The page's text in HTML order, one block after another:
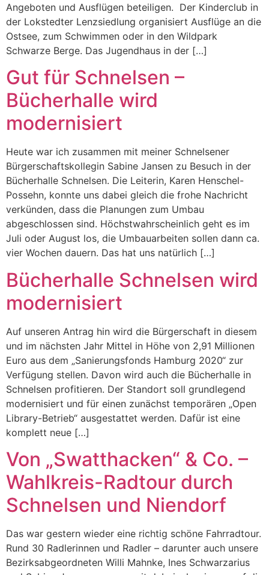
Angeboten und Ausflügen beteiligen. Der Kinderclub in
der Lokstedter Lenzsiedlung organisiert Ausflüge an die
Ostsee, zum Schwimmen oder in den Wildpark
Schwarze Berge. Das Jugendhaus in der […]
Gut für Schnelsen –
Bücherhalle wird
modernisiert
Heute war ich zusammen mit meiner Schnelsener
Bürgerschaftskollegin Sabine Jansen zu Besuch in der
Bücherhalle Schnelsen. Die Leiterin, Karen Henschel-
Possehn, konnte uns dabei gleich die frohe Nachricht
verkünden, dass die Planungen zum Umbau
abgeschlossen sind. Höchstwahrscheinlich geht es im
Juli oder August los, die Umbauarbeiten sollen dann ca.
vier Wochen dauern. Das hat uns natürlich […]
Bücherhalle Schnelsen wird
modernisiert
Auf unseren Antrag hin wird die Bürgerschaft in diesem
und im nächsten Jahr Mittel in Höhe von 2,91 Millionen
Euro aus dem „Sanierungsfonds Hamburg 2020“ zur
Verfügung stellen. Davon wird auch die Bücherhalle in
Schnelsen profitieren. Der Standort soll grundlegend
modernisiert und für einen zunächst temporären „Open
Library-Betrieb“ ausgestattet werden. Dafür ist eine
komplett neue […]
Von „Swatthacken“ & Co. –
Wahlkreis-Radtour durch
Schnelsen und Niendorf
Das war gestern wieder eine richtig schöne Fahrradtour.
Rund 30 Radlerinnen und Radler – darunter auch unsere
Bezirksabgeordneten Willi Mahnke, Ines Schwarzarius